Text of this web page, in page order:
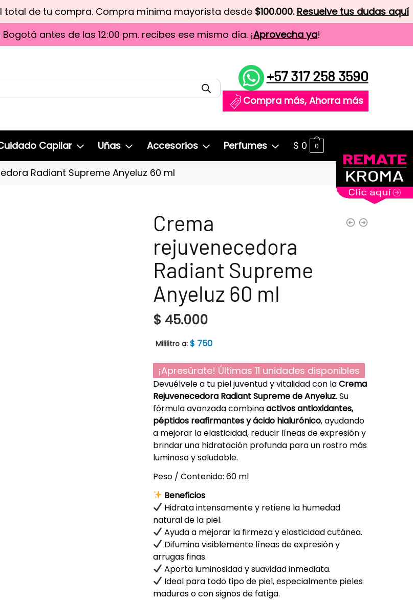
total de tu compra. Compra mínima mayorista desde $100.000. Resuelve tus dudas aquí
antes de las 12:00 pm. recibes ese mismo día. ¡Aprovecha ya!
+57 317 258 3590
Compra más, Ahorra más
Capilar Uñas Accesorios Perfumes $ 0 0
Radiant Supreme Anyeluz 60 ml
Crema
rejuvenecedora
Radiant Supreme
Anyeluz 60 ml
$ 45.000
Mililitro a: $ 750
¡Apresúrate! Últimas 11 unidades disponibles
Devuélvele a tu piel juventud y vitalidad con laCrema
Rejuvenecedora Radiant Supreme de Anyeluz. Su
fórmula avanzada combinaactivos antioxidantes,
péptidos reafirmantes y ácido hialurónico, ayudando
a mejorar la elasticidad, reducir líneas de expresión y
brindar una hidratación profunda para un rostro más
luminoso y saludable.
Peso / Contenido: 60 ml
Beneficios
Hidrata intensamente y retiene la humedad
natural de la piel.
Ayuda a mejorar la firmeza y elasticidad cutánea.
Difumina visiblemente líneas de expresión y
arrugas finas.
Aporta luminosidad y suavidad inmediata.
Ideal para todo tipo de piel, especialmente pieles
maduras o con signos de fatiga.